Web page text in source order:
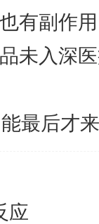
有副作用
未入深
最后才来
应